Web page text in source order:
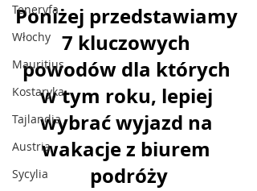
Teneryfa
Włochy
Mauritius
Kostaryka
Tajlandia
Austria
Sycylia
Poniżej przedstawiamy
7 kluczowych
powodów dla których
w tym roku, lepiej
wybrać wyjazd na
wakacje z biurem
podróży